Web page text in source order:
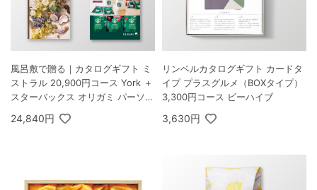
風呂敷で贈る｜カタログギフト ミ
ストラル 20,900円コース York ＋
スターバックス オリガミ パーソナ
ルドリップ コーヒーギフトA
24,840円
リンベルカタログギフト カードタ
イプ プラスグルメ（BOXタイプ）
3,300円コース ビーハイブ
3,630円